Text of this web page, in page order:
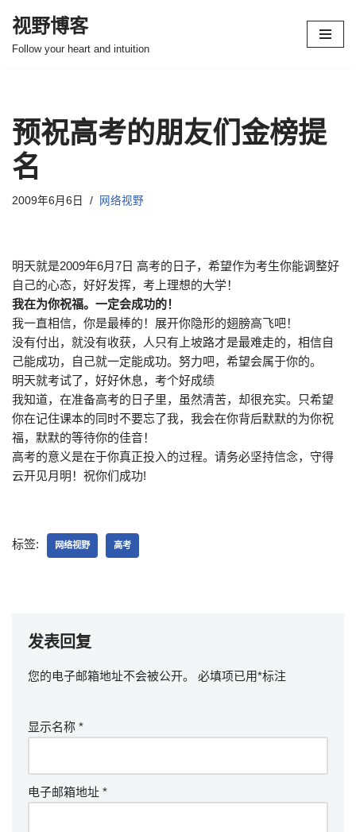
跳
视野博客
Follow your heart and intuition
预祝高考的朋友们金榜提
名
2009年6月6日 网络视野
明天就是2009年6月7日 高考的日子，希望作为考生你能调整好
自己的心态，好好发挥，考上理想的大学！
我在为你祝福。一定会成功的！
我一直相信，你是最棒的！展开你隐形的翅膀高飞吧！
没有付出，就没有收获，人只有上坡路才是最难走的，相信自
己能成功，自己就一定能成功。努力吧，希望会属于你的。
明天就考试了，好好休息，考个好成绩
我知道，在准备高考的日子里，虽然清苦，却很充实。只希望
你在记住课本的同时不要忘了我，我会在你背后默默的为你祝
福，默默的等待你的佳音！
高考的意义是在于你真正投入的过程。请务必坚持信念，守得
云开见月明！祝你们成功!
标签: 网络视野 高考
发表回复
您的电子邮箱地址不会被公开。 必填项已用*标注
显示名称 *
电子邮箱地址 *